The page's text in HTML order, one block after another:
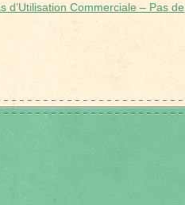
d’Utilisation Commerciale – Pas de